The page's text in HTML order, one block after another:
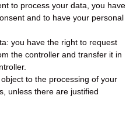
to process your data, you have
and to have your personal
you have the right to request
the controller and transfer it in
to the processing of your
unless there are justified